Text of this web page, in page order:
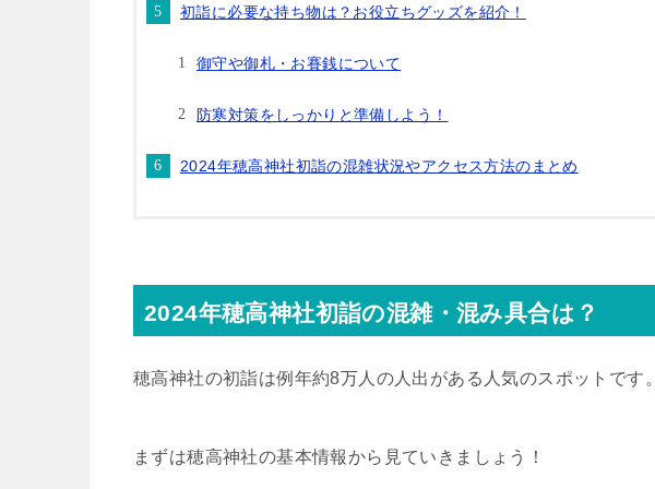
初詣に必要な持ち物は？お役立ちグッズを紹介！
御守や御札・お賽銭について
防寒対策をしっかりと準備しよう！
2024年穂高神社初詣の混雑状況やアクセス方法のまとめ
2024年穂高神社初詣の混雑・混み具合は？
穂高神社の初詣は例年約8万人の人出がある人気のスポットです。
まずは穂高神社の基本情報から見ていきましょう！